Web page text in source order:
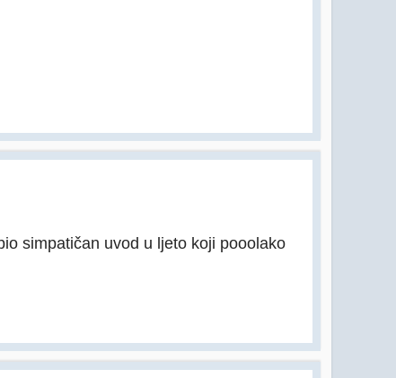
simpatičan uvod u ljeto koji pooolako